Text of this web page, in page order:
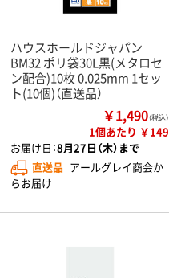
ハウスホールドジャパン
BM32 ポリ袋30L黒(メタロセ
ン配合)10枚 0.025mm 1セッ
ト(10個)（直送品）
￥1,490（税込）
1個あたり ￥149
お届け日：8月27日（木）まで
直送品 アールグレイ商会か
らお届け